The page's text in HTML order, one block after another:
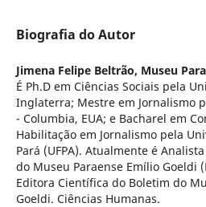
Biografia do Autor
Jimena Felipe Beltrão, Museu
É Ph.D em Ciências Sociais pela
Inglaterra; Mestre em Jornalismo
- Columbia, EUA; e Bacharel em
Habilitação em Jornalismo pela
Pará (UFPA). Atualmente é
do Museu Paraense Emílio Goeldi
Editora Científica do Boletim do
Goeldi. Ciências Humanas.